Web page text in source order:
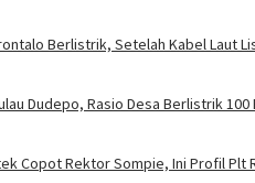
Berlistrik, Setelah Kabel Laut
Dudepo, Rasio Desa Berlistrik 100
Copot Rektor Sompie, Ini Profil Plt